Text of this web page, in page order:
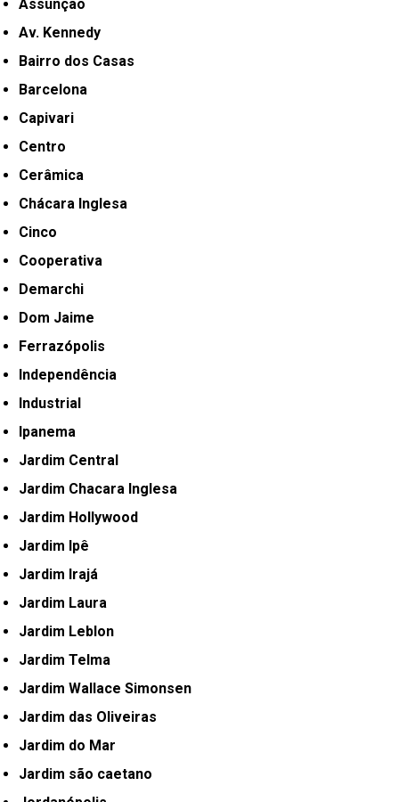
Assunção
Av. Kennedy
Bairro dos Casas
Barcelona
Capivari
Centro
Cerâmica
Chácara Inglesa
Cinco
Cooperativa
Demarchi
Dom Jaime
Ferrazópolis
Independência
Industrial
Ipanema
Jardim Central
Jardim Chacara Inglesa
Jardim Hollywood
Jardim Ipê
Jardim Irajá
Jardim Laura
Jardim Leblon
Jardim Telma
Jardim Wallace Simonsen
Jardim das Oliveiras
Jardim do Mar
Jardim são caetano